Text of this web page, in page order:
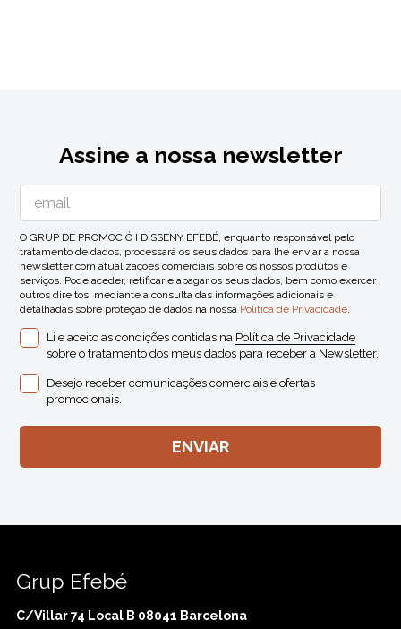
Assine a nossa newsletter
O GRUP DE PROMOCIÓ I DISSENY EFEBÉ, enquanto responsável pelo
tratamento de dados, processará os seus dados para lhe enviar a nossa
newsletter com atualizações comerciais sobre os nossos produtos e
serviços. Pode aceder, retificar e apagar os seus dados, bem como exercer
outros direitos, mediante a consulta das informações adicionais e
detalhadas sobre proteção de dados na nossa Política de Privacidade.
Li e aceito as condições contidas na Política de Privacidade
sobre o tratamento dos meus dados para receber a Newsletter.
Desejo receber comunicações comerciais e ofertas
promocionais.
Grup Efebé
C/Villar 74 Local B 08041 Barcelona